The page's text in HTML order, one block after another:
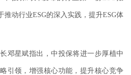
推动行业ESG的深入实践，提升ESG体
邓星斌指出，中投保将进一步厚植中
引领，增强核心功能，提升核心竞争